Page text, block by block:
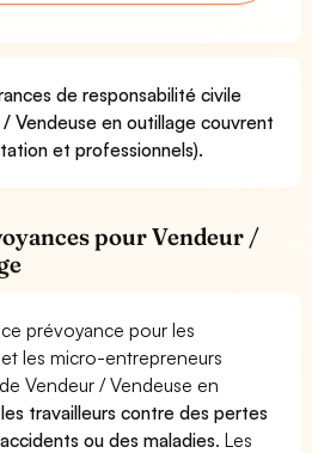
de responsabilité civile
Vendeuse en outillage couvrent
et professionnels).
pour Vendeur /
prévoyance pour les
les micro-entrepreneurs
Vendeur / Vendeuse en
travailleurs contre des pertes
ou des maladies. Les